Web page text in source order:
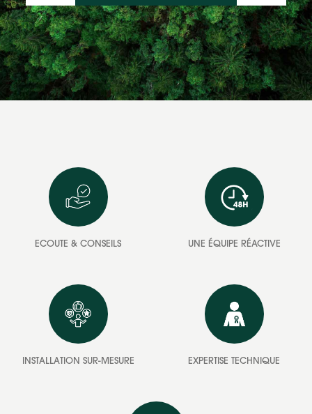
ECOUTE & CONSEILS UNE ÉQUIPE RÉACTIVE
INSTALLATION SUR-MESURE EXPERTISE TECHNIQUE